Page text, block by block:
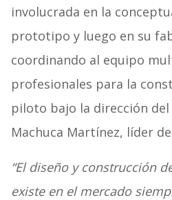
involucrada en la
prototipo y luego en su
coordinando al equipo
profesionales para la
piloto bajo la dirección
Machuca Martínez, líder
“El diseño y construcción
existe en el mercado